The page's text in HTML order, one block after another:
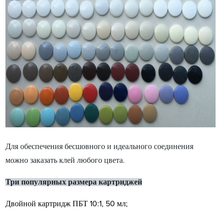
Для обеспечения бесшовного и идеального соединения
можно заказать клей любого цвета.
Три популярных размера картриджей
Двойной картридж ПБТ 10:1, 50 мл;